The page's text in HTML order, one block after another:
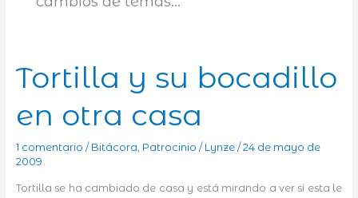
Tortilla y su bocadillo
en otra casa
1 comentario / Bitácora Patrocinio / Lynze /24 de mayo de
2009
Tortilla se ha cambiado de casa y está mirando a ver si esta le